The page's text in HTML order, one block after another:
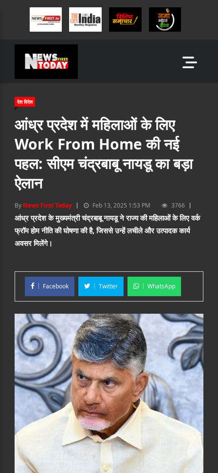
देश विदेश
आंध्र प्रदेश में महिलाओं के लिए
Work From Home की नई
पहल: सीएम चंद्रबाबू नायडू का बड़ा
ऐलान
By News First Today Feb 13, 2025 1:53 PM 3766
आंध्र प्रदेश के मुख्यमंत्री चंद्रबाबू नायडू ने राज्य की महिलाओं के लिए वर्क
फ्रॉम होम नीति की घोषणा की है, जिससे उन्हें लचीले और उत्पादक कार्य
अवसर मिलेंगे।
Facebook Twitter WhatsApp